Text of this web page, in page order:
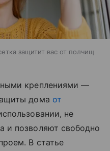
защитит вас от полчищ
креплениями —
дома от
не
и позволяют свободно
В статье